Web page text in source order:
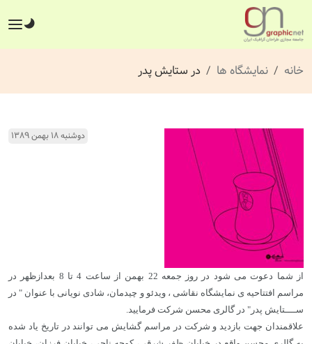
خانه نمایشگاه ها در ستایش پدر
دوشنبه ۱۸ بهمن ۱۳۸۹
از شما دعوت می شود در روز جمعه 22 بهمن از ساعت 4 تا 8 بعدازظهر در
مراسم افتتاحیه ی نمایشگاه نقاشی ، ویدئو و چیدمان، شادی نویانی با عنوان " در
ســــتایش پدر" در گالری محسن شرکت فرمایید.
علاقمندان جهت بازدید و شرکت در مراسم گشایش می توانند در تاریخ یاد شده